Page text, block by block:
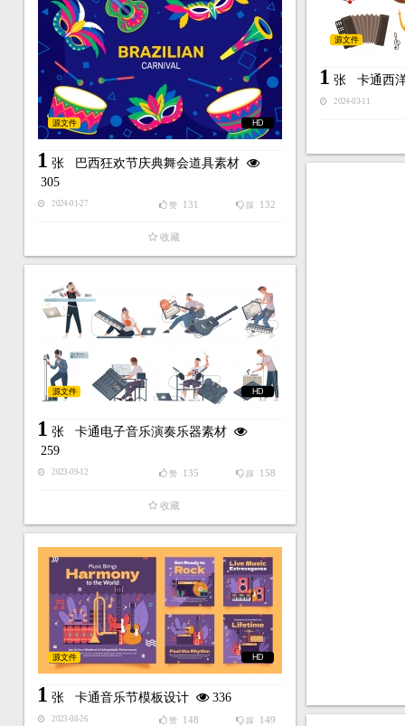
源文件
1 张 卡通西
2024-03-11
HD
源文件
1 张
巴西狂欢节庆典舞会道具素材
305
2024-01-27 踩 132
赞 131
收藏
HD
源文件
1 张 卡通电子音乐演奏乐器素材
259
2023-09-12 踩 158
赞 135
收藏
HD
源文件
1 张 卡通音乐节模板设计 336
2023-08-26 踩 149
赞 148